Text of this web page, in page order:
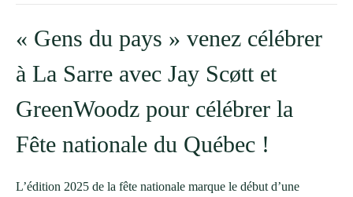
« Gens du pays » venez célébrer
à La Sarre avec Jay Scøtt et
GreenWoodz pour célébrer la
Fête nationale du Québec !
L’édition 2025 de la fête nationale marque le début d’une